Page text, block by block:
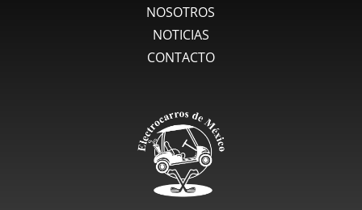
NOSOTROS
NOTICIAS
CONTACTO